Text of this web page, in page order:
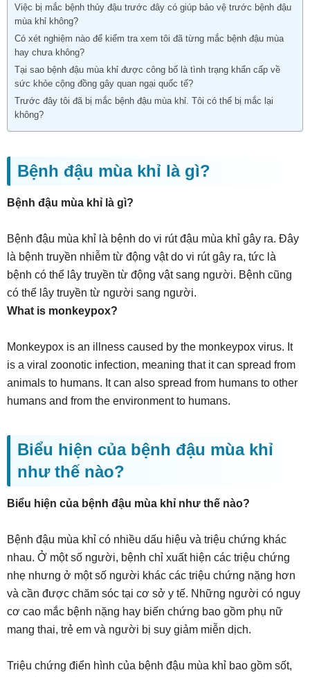
Việc bị mắc bệnh thủy đậu trước đây có giúp bảo vệ trước bệnh đậu
mùa khỉ không?
Có xét nghiệm nào để kiểm tra xem tôi đã từng mắc bệnh đậu mùa
hay chưa không?
Tại sao bệnh đậu mùa khỉ được công bố là tình trạng khẩn cấp về
sức khỏe cộng đồng gây quan ngại quốc tế?
Trước đây tôi đã bị mắc bệnh đậu mùa khỉ. Tôi có thể bị mắc lại
không?
Bệnh đậu mùa khỉ là gì?
Bệnh đậu mùa khỉ là gì?
Bệnh đậu mùa khỉ là bệnh do vi rút đậu mùa khỉ gây ra. Đây
là bệnh truyền nhiễm từ động vật do vi rút gây ra, tức là
bệnh có thể lây truyền từ động vật sang người. Bệnh cũng
có thể lây truyền từ người sang người.
What is monkeypox?
Monkeypox is an illness caused by the monkeypox virus. It
is a viral zoonotic infection, meaning that it can spread from
animals to humans. It can also spread from humans to other
humans and from the environment to humans.
Biểu hiện của bệnh đậu mùa khỉ
như thế nào?
Biểu hiện của bệnh đậu mùa khỉ như thế nào?
Bệnh đậu mùa khỉ có nhiều dấu hiệu và triệu chứng khác
nhau. Ở một số người, bệnh chỉ xuất hiện các triệu chứng
nhẹ nhưng ở một số người khác các triệu chứng nặng hơn
và cần được chăm sóc tại cơ sở y tế. Những người có nguy
cơ cao mắc bệnh nặng hay biến chứng bao gồm phụ nữ
mang thai, trẻ em và người bị suy giảm miễn dịch.
Triệu chứng điển hình của bệnh đậu mùa khỉ bao gồm sốt,